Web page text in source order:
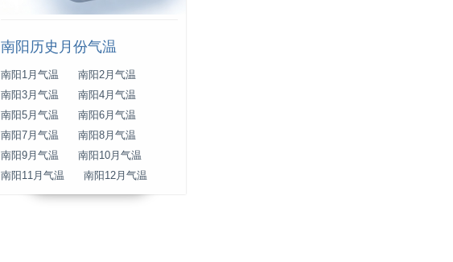
南阳历史月份气温
南阳1月气温
南阳2月气温
南阳3月气温
南阳4月气温
南阳5月气温
南阳6月气温
南阳7月气温
南阳8月气温
南阳9月气温
南阳10月气温
南阳11月气温
南阳12月气温